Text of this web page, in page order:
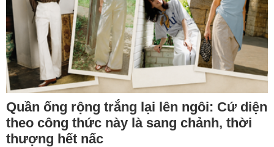
Quần ống rộng trắng lại lên ngôi: Cứ diện
theo công thức này là sang chảnh, thời
thượng hết nấc